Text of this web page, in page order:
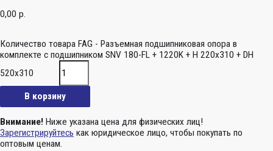
0,00 р.
Количество товара FAG - Разъемная подшипниковая опора в
комплекте с подшипником SNV 180-FL + 1220K + H 220x310 + DH
520x310
В корзину
Внимание! Ниже указана цена для физических лиц!
Зарегистрируйтесь как юридическое лицо, чтобы покупать по
оптовым ценам.